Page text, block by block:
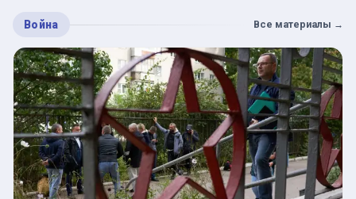
Война Все материалы →